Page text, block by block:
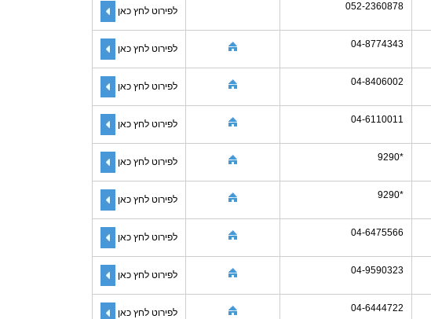
052-2360878 לפירוט לחץ כאן
04-8774343 לפירוט לחץ כאן
04-8406002 לפירוט לחץ כאן
04-6110011 לפירוט לחץ כאן
*9290 לפירוט לחץ כאן
*9290 לפירוט לחץ כאן
04-6475566 לפירוט לחץ כאן
04-9590323 לפירוט לחץ כאן
04-6444722 לפירוט לחץ כאן